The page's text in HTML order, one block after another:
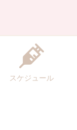
スケジュール